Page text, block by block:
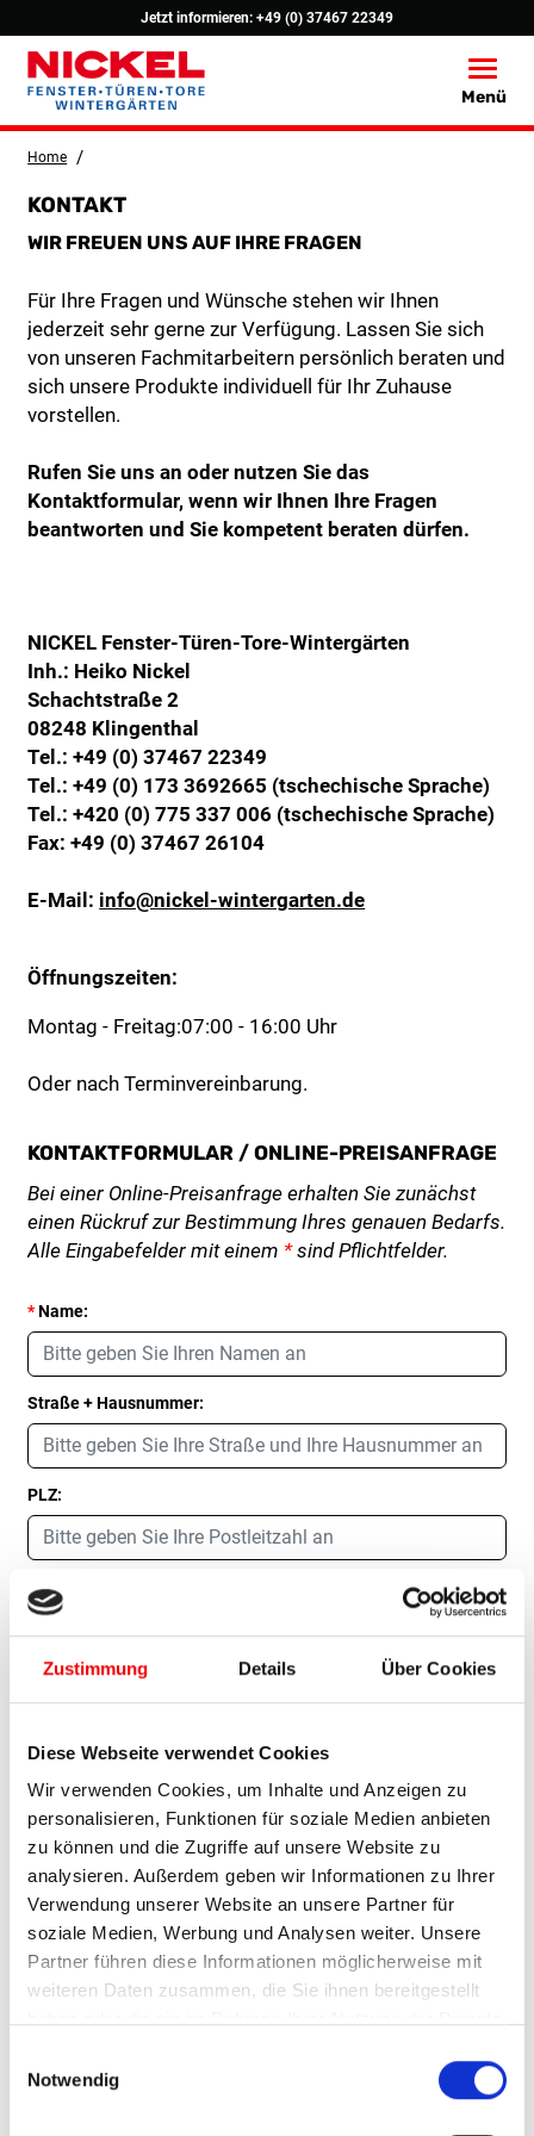
Zustimmung Details Über Cookies
Diese Webseite verwendet Cookies
Wir verwenden Cookies, um Inhalte und Anzeigen zu
personalisieren, Funktionen für soziale Medien anbieten
zu können und die Zugriffe auf unsere Website zu
analysieren. Außerdem geben wir Informationen zu Ihrer
Verwendung unserer Website an unsere Partner für
soziale Medien, Werbung und Analysen weiter. Unsere
Partner führen diese Informationen möglicherweise mit
weiteren Daten zusammen, die Sie ihnen bereitgestellt
Sie können Ihre Auswahl jederzeit über den
Menüpunkt „Cookie-Verwaltung“ am Seitenende oder
Notwendig
Jetzt informieren: +49 (0) 37467 22349
Menü
Home /
KONTAKT
WIR FREUEN UNS AUF IHRE FRAGEN
Für Ihre Fragen und Wünsche stehen wir Ihnen
jederzeit sehr gerne zur Verfügung. Lassen Sie sich
von unseren Fachmitarbeitern persönlich beraten und
sich unsere Produkte individuell für Ihr Zuhause
vorstellen.
Rufen Sie uns an oder nutzen Sie das
Kontaktformular, wenn wir Ihnen Ihre Fragen
beantworten und Sie kompetent beraten dürfen.
NICKEL Fenster-Türen-Tore-Wintergärten
Inh.: Heiko Nickel
Schachtstraße 2
08248 Klingenthal
Tel.:+49 (0) 37467 22349
Tel.:+49 (0) 173 3692665 (tschechische Sprache)
Tel.:+420 (0) 775 337 006 (tschechische Sprache)
Fax: +49 (0) 37467 26104
E-Mail: info@nickel-wintergarten.de
Öffnungszeiten:
Montag - Freitag:07:00 - 16:00 Uhr
Oder nach Terminvereinbarung.
KONTAKTFORMULAR / ONLINE-PREISANFRAGE
Bei einer Online-Preisanfrage erhalten Sie zunächst
einen Rückruf zur Bestimmung Ihres genauen Bedarfs.
Alle Eingabefelder mit einem *sind Pflichtfelder.
*Name:
Straße + Hausnummer:
PLZ:
Ort:
E-Mail-Adresse: